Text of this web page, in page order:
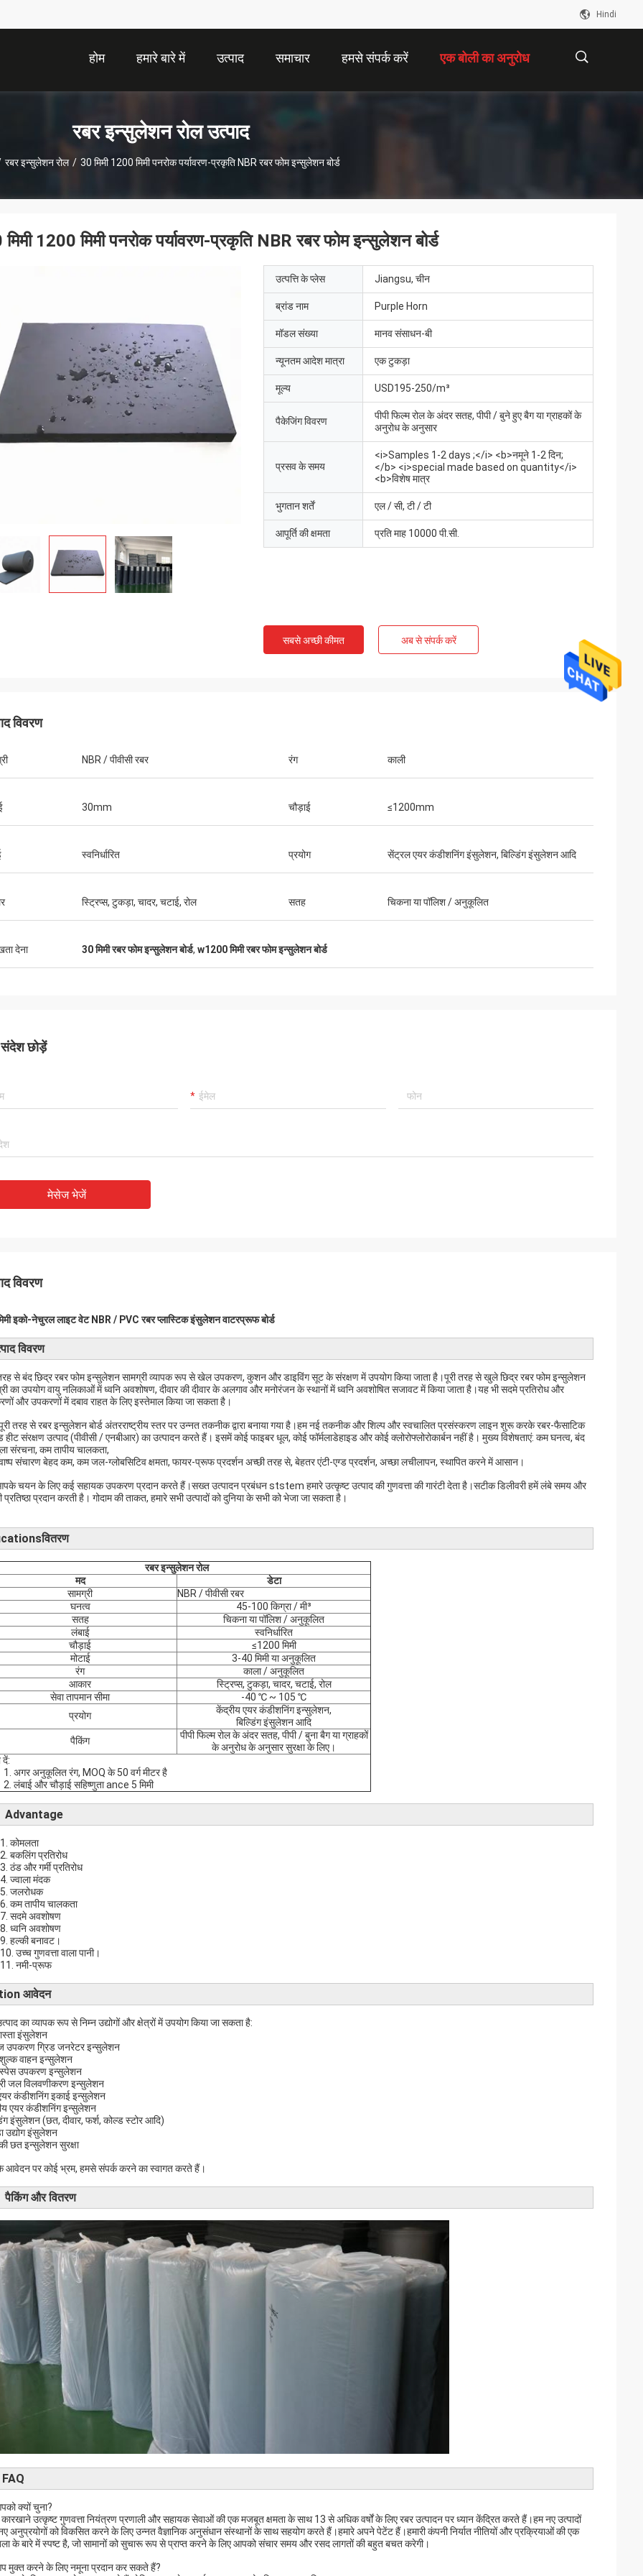
Hindi
होम हमारे बारे में उत्पाद समाचार हमसे संपर्क करें एक बोली का अनुरोध
रबर इन्सुलेशन रोल उत्पाद
रबर इन्सुलेशन रोल / 30 मिमी 1200 मिमी पनरोक पर्यावरण-प्रकृति NBR रबर फोम इन्सुलेशन बोर्ड
एडवर्ड डिआंडा
1200 मिमी पनरोक पर्यावरण-प्रकृति NBR रबर फोम इन्सुलेशन बोर्ड
उत्पत्ति के प्लेस Jiangsu, चीन
ब्रांड नाम Purple Horn
मॉडल संख्या मानव संसाधन-बी
न्यूनतम आदेश मात्रा एक टुकड़ा
मूल्य USD195-250/m³
पैकेजिंग विवरण
पीपी फिल्म रोल के अंदर सतह, पीपी / बुने हुए बैग या ग्राहकों के
अनुरोध के अनुसार
प्रसव के समय
<i>Samples 1-2 days ;</i> <b>नमूने 1-2 दिन;
</b> <i>special made based on quantity</i>
<b>विशेष मात्र
भुगतान शर्तें एल / सी, टी / टी
आपूर्ति की क्षमता प्रति माह 10000 पी.सी.
सबसे अच्छी कीमत अब से संपर्क करें
विवरण
NBR / पीवीसी रबर रंग काली
30mm चौड़ाई ≤1200mm
स्वनिर्धारित प्रयोग सेंट्रल एयर कंडीशनिंग इंसुलेशन, बिल्डिंग इंसुलेशन आदि
स्ट्रिप्स, टुकड़ा, चादर, चटाई, रोल सतह चिकना या पॉलिश / अनुकूलित
देना 30 मिमी रबर फोम इन्सुलेशन बोर्ड, w1200 मिमी रबर फोम इन्सुलेशन बोर्ड
छोड़ें
मेसेज भेजें
विवरण
इको-नेचुरल लाइट वेट NBR / PVC रबर प्लास्टिक इंसुलेशन वाटरप्रूफ बोर्ड
विवरण
से बंद छिद्र रबर फोम इन्सुलेशन सामग्री व्यापक रूप से खेल उपकरण, कुशन और डाइविंग सूट के संरक्षण में उपयोग किया जाता है।पूरी तरह से खुले छिद्र रबर फोम इन्सुलेशन
का उपयोग वायु नलिकाओं में ध्वनि अवशोषण, दीवार की दीवार के अलगाव और मनोरंजन के स्थानों में ध्वनि अवशोषित सजावट में किया जाता है।यह भी सदमे प्रतिरोध और
और उपकरणों में दबाव राहत के लिए इस्तेमाल किया जा सकता है।
तरह से रबर इन्सुलेशन बोर्ड अंतरराष्ट्रीय स्तर पर उन्नत तकनीक द्वारा बनाया गया है।हम नई तकनीक और शिल्प और स्वचालित प्रसंस्करण लाइन शुरू करके रबर-फैसाटिक
हीट संरक्षण उत्पाद (पीवीसी / एनबीआर) का उत्पादन करते हैं। इसमें कोई फाइबर धूल, कोई फॉर्मलाडेहाइड और कोई क्लोरोफ्लोरोकार्बन नहीं है। मुख्य विशेषताएं: कम घनत्व, बंद
संरचना, कम तापीय चालकता,
संचारण बेहद कम, कम जल-ग्लोबसिटिव क्षमता, फायर-प्रूफ प्रदर्शन अच्छी तरह से, बेहतर एंटी-एग्ड प्रदर्शन, अच्छा लचीलापन, स्थापित करने में आसान।
चयन के लिए कई सहायक उपकरण प्रदान करते हैं।सख्त उत्पादन प्रबंधन ststem हमारे उत्कृष्ट उत्पाद की गुणवत्ता की गारंटी देता है।सटीक डिलीवरी हमें लंबे समय और
प्रतिष्ठा प्रदान करती है। गोदाम की ताकत, हमारे सभी उत्पादों को दुनिया के सभी को भेजा जा सकता है।
रबर इन्सुलेशन रोल
मद
डेटा
सामग्री
NBR / पीवीसी रबर
घनत्व
45-100 किग्रा / मी³
सतह
चिकना या पॉलिश / अनुकूलित
लंबाई
स्वनिर्धारित
चौड़ाई
≤1200 मिमी
मोटाई
3-40 मिमी या अनुकूलित
रंग
काला / अनुकूलित
आकार
स्ट्रिप्स, टुकड़ा, चादर, चटाई, रोल
सेवा तापमान सीमा
-40 ℃ ~ 105 ℃
प्रयोग
केंद्रीय एयर कंडीशनिंग इन्सुलेशन,
बिल्डिंग इंसुलेशन आदि
पैकिंग
पीपी फिल्म रोल के अंदर सतह, पीपी / बुना बैग या ग्राहकों
के अनुरोध के अनुसार सुरक्षा के लिए।
दें:
1. अगर अनुकूलित रंग, MOQ के 50 वर्ग मीटर है
2. लंबाई और चौड़ाई सहिष्णुता ance 5 मिमी
Advantage
1. कोमलता
2. बकलिंग प्रतिरोध
3. ठंड और गर्मी प्रतिरोध
4. ज्वाला मंदक
5. जलरोधक
6. कम तापीय चालकता
7. सदमे अवशोषण
8. ध्वनि अवशोषण
9. हल्की बनावट।
10. उच्च गुणवत्ता वाला पानी।
11. नमी-प्रूफ
आवेदन
का व्यापक रूप से निम्न उद्योगों और क्षेत्रों में उपयोग किया जा सकता है:
इंसुलेशन
उपकरण ग्रिड जनरेटर इन्सुलेशन
शुल्क वाहन इन्सुलेशन
उपकरण इन्सुलेशन
जल विलवणीकरण इन्सुलेशन
कंडीशनिंग इकाई इन्सुलेशन
एयर कंडीशनिंग इन्सुलेशन
इंसुलेशन (छत, दीवार, फर्श, कोल्ड स्टोर आदि)
उद्योग इंसुलेशन
छत इन्सुलेशन सुरक्षा
पर कोई भ्रम, हमसे संपर्क करने का स्वागत करते हैं।
और वितरण
क्यों चुना?
कारखाने उत्कृष्ट गुणवत्ता नियंत्रण प्रणाली और सहायक सेवाओं की एक मजबूत क्षमता के साथ 13 से अधिक वर्षों के लिए रबर उत्पादन पर ध्यान केंद्रित करते हैं।हम नए उत्पादों
अनुप्रयोगों को विकसित करने के लिए उन्नत वैज्ञानिक अनुसंधान संस्थानों के साथ सहयोग करते हैं।हमारे अपने पेटेंट हैं।हमारी कंपनी निर्यात नीतियों और प्रक्रियाओं की एक
के बारे में स्पष्ट है, जो सामानों को सुचारू रूप से प्राप्त करने के लिए आपको संचार समय और रसद लागतों की बहुत बचत करेगी।
मुक्त करने के लिए नमूना प्रदान कर सकते हैं?